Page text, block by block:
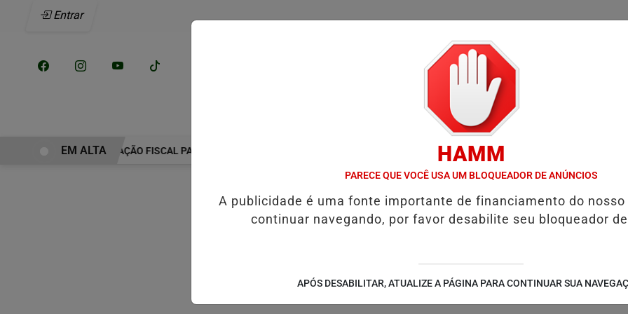
Entrar
CONTATO / PUBLICIDADES LEGAIS
INICIA RECUPERAÇÃO FISCAL PARA EQUILIBRAR CONTAS PÚBLICAS OPERAÇÃO POLICIAL PRENDE EMPRESÁRIO SUSPEITO
EM ALTA HAMM
PARECE QUE VOCÊ USA UM BLOQUEADOR DE ANÚNCIOS
A publicidade é uma fonte importante de financiamento do nosso
continuar navegando, por favor desabilite seu bloqueador
APÓS DESABILITAR, ATUALIZE A PÁGINA PARA CONTINUAR SUA